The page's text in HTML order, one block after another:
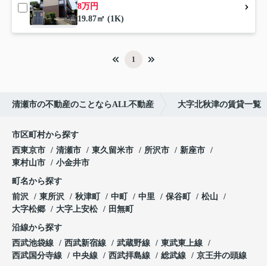
8万円
19.87㎡ (1K)
1
清瀬市の不動産のことならALL不動産 大字北秋津の賃貸一覧
市区町村から探す
西東京市
清瀬市 東久留米市 所沢市
新座市
東村山市
小金井市
町名から探す
前沢
東所沢 秋津町 中町 中里 保谷町
松山
大字松郷
大字上安松 田無町
沿線から探す
西武池袋線
西武新宿線 武蔵野線
東武東上線
西武国分寺線
中央線 西武拝島線 総武線 京王井の頭線